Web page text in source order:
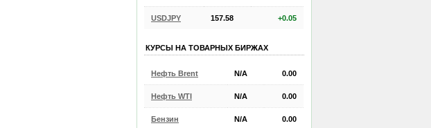
USDJPY 157.58 +0.05
КУРСЫ НА ТОВАРНЫХ БИРЖАХ
Нефть Brent N/A 0.00
Нефть WTI N/A 0.00
Бензин N/A 0.00